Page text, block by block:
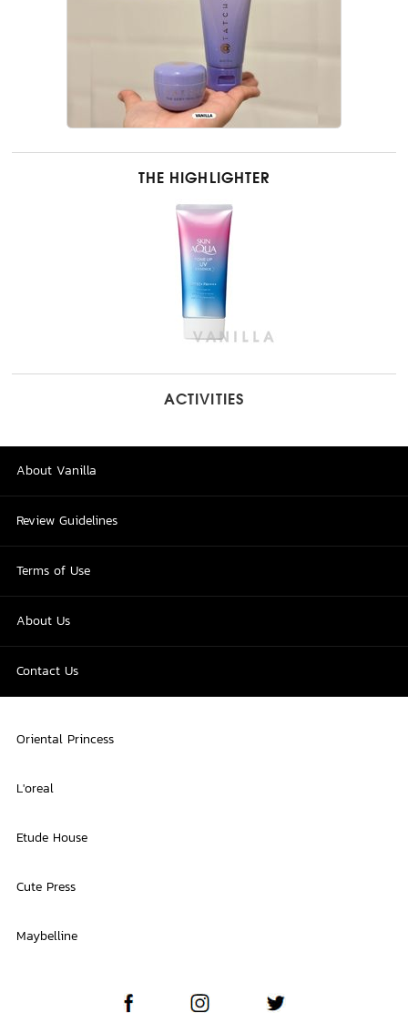
THE HIGHLIGHTER
ACTIVITIES
About Vanilla
Review Guidelines
Terms of Use
About Us
Contact Us
Oriental Princess
L'oreal
Etude House
Cute Press
Maybelline